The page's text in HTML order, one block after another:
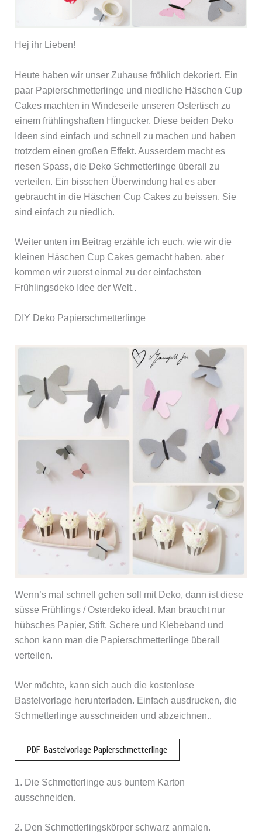
Hej ihr Lieben!
Heute haben wir unser Zuhause fröhlich dekoriert. Ein
paar Papierschmetterlinge und niedliche Häschen Cup
Cakes machten in Windeseile unseren Ostertisch zu
einem frühlingshaften Hingucker. Diese beiden Deko
Ideen sind einfach und schnell zu machen und haben
trotzdem einen großen Effekt. Ausserdem macht es
riesen Spass, die Deko Schmetterlinge überall zu
verteilen. Ein bisschen Überwindung hat es aber
gebraucht in die Häschen Cup Cakes zu beissen. Sie
sind einfach zu niedlich.
Weiter unten im Beitrag erzähle ich euch, wie wir die
kleinen Häschen Cup Cakes gemacht haben, aber
kommen wir zuerst einmal zu der einfachsten
Frühlingsdeko Idee der Welt..
DIY Deko Papierschmetterlinge
Wenn’s mal schnell gehen soll mit Deko, dann ist diese
süsse Frühlings / Osterdeko ideal. Man braucht nur
hübsches Papier, Stift, Schere und Klebeband und
schon kann man die Papierschmetterlinge überall
verteilen.
Wer möchte, kann sich auch die kostenlose
Bastelvorlage herunterladen. Einfach ausdrucken, die
Schmetterlinge ausschneiden und abzeichnen..
PDF-Bastelvorlage Papierschmetterlinge
1. Die Schmetterlinge aus buntem Karton
ausschneiden.
2. Den Schmetterlingskörper schwarz anmalen.